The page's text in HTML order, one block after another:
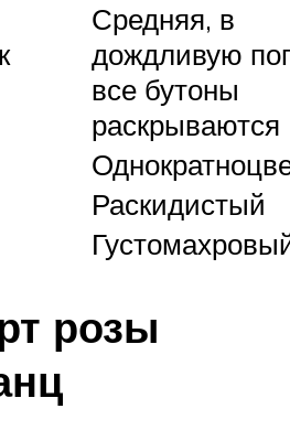
Средняя, в
дождливую
все бутоны
раскрываются
Раскидистый
розы